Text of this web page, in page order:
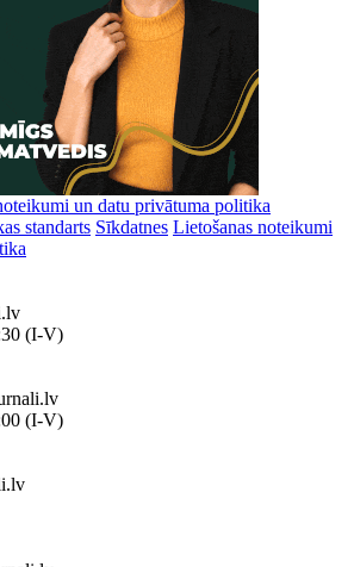
un datu privātuma politika
standarts Sīkdatnes Lietošanas noteikumi
(I-V)
(I-V)